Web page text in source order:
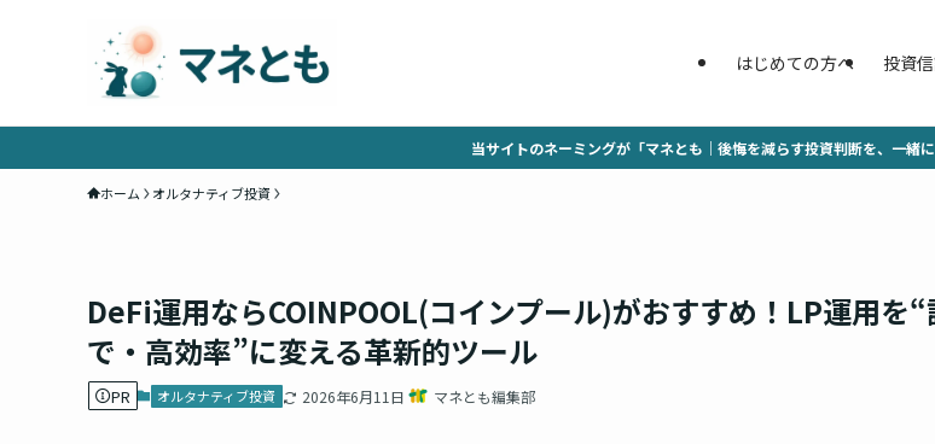
はじめての方へ 投資
当サイトのネーミングが「マネとも｜後悔を減らす投資判断を、一緒
ホーム オルタナティブ投資
DeFi運用ならCOINPOOL(コインプール)がおすすめ！LP運用を
で・高効率”に変える革新的ツール
PR オルタナティブ投資 2026年6月11日 マネとも編集部